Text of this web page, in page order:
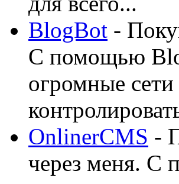
BlogBot -
С помощью
огромные сети
OnlinerCMS -
через меня. С